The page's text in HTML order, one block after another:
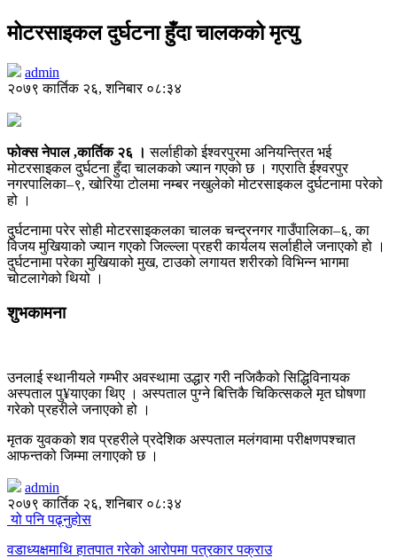
मोटरसाइकल दुर्घटना हुँदा चालकको मृत्यु
admin
२०७९ कार्तिक २६, शनिबार ०८:३४
फोक्स नेपाल ,कार्तिक २६ । सर्लाहीको ईश्वरपुरमा अनियन्त्रित भई
मोटरसाइकल दुर्घटना हुँदा चालकको ज्यान गएको छ । गएराति ईश्वरपुर
नगरपालिका–९, खोरिया टोलमा नम्बर नखुलेको मोटरसाइकल दुर्घटनामा परेको
हो ।
दुर्घटनामा परेर सोही मोटरसाइकलका चालक चन्द्रनगर गाउँपालिका–६, का
विजय मुखियाको ज्यान गएको जिल्ल्ला प्रहरी कार्यलय सर्लाहीले जनाएको हो ।
दुर्घटनामा परेका मुखियाको मुख, टाउको लगायत शरीरको विभिन्न भागमा
चोटलागेको थियो ।
शुभकामना
उनलाई स्थानीयले गम्भीर अवस्थामा उद्धार गरी नजिकैको सिद्धिविनायक
अस्पताल पु¥याएका थिए । अस्पताल पुग्ने बित्तिकै चिकित्सकले मृत घोषणा
गरेको प्रहरीले जनाएको हो ।
मृतक युवकको शव प्रहरीले प्रदेशिक अस्पताल मलंगवामा परीक्षणपश्चात
आफन्तको जिम्मा लगाएको छ ।
admin
२०७९ कार्तिक २६, शनिबार ०८:३४
यो पनि पढ्नुहोस
वडाध्यक्षमाथि हातपात गरेको आरोपमा पत्रकार पक्राउ